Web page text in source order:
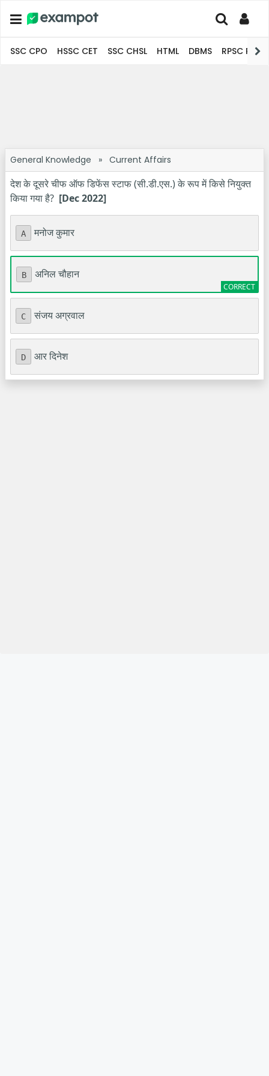
SSC CPO HSSC CET SSC CHSL HTML DBMS RPSC
General Knowledge » Current Affairs
देश के दूसरे चीफ ऑफ डिफेंस स्टाफ (सी.डी.एस.) के रूप में किसे नियुक्त
किया गया है? [Dec 2022]
A मनोज कुमार
B अनिल चौहान
C संजय अग्रवाल
D आर दिनेश